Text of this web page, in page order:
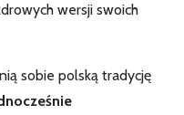
wersji swoich
sobie polską tradycję